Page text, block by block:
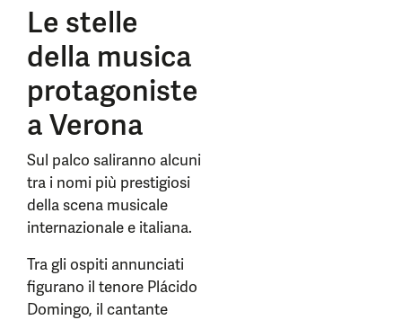
Le stelle
della musica
protagoniste
a Verona
Sul palco saliranno alcuni
tra i nomi più prestigiosi
della scena musicale
internazionale e italiana.
Tra gli ospiti annunciati
figurano il tenore Plácido
Domingo, il cantante